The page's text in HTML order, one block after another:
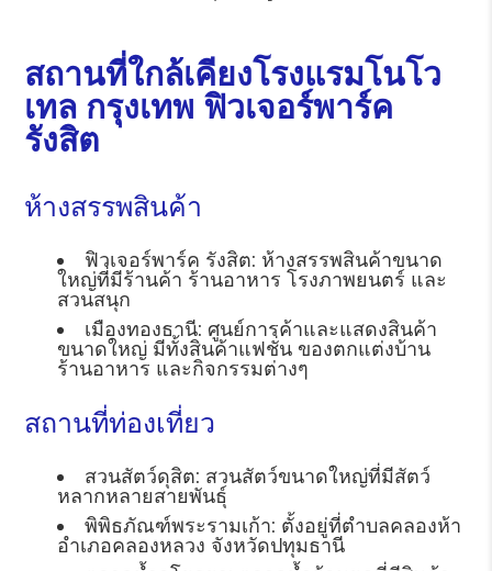
สถานที่ใกล้เคียงโรงแรมโนโว
เทล กรุงเทพ ฟิวเจอร์พาร์ค
รังสิต
ห้างสรรพสินค้า
ฟิวเจอร์พาร์ค รังสิต: ห้างสรรพสินค้าขนาด
ใหญ่ที่มีร้านค้า ร้านอาหาร โรงภาพยนตร์ และ
สวนสนุก
เมืองทองธานี: ศูนย์การค้าและแสดงสินค้า
ขนาดใหญ่ มีทั้งสินค้าแฟชั่น ของตกแต่งบ้าน
ร้านอาหาร และกิจกรรมต่างๆ
สถานที่ท่องเที่ยว
สวนสัตว์ดุสิต: สวนสัตว์ขนาดใหญ่ที่มีสัตว์
หลากหลายสายพันธุ์
พิพิธภัณฑ์พระรามเก้า: ตั้งอยู่ที่ตำบลคลองห้า
อำเภอคลองหลวง จังหวัดปทุมธานี